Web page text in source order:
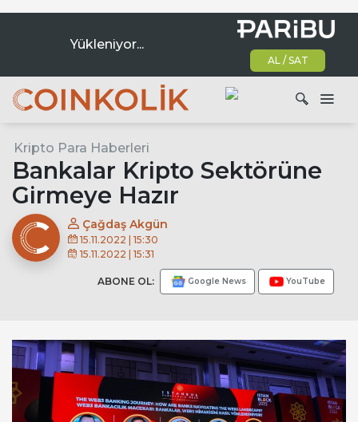
Yükleniyor...
AL / SAT
Ana dolaşım
Ara
Kripto Para Haberleri
Bankalar Kripto Sektörüne
Girmeye Hazır
Çağdaş Akgün
15.11.2022 | 15:30
15.11.2022 | 15:31
ABONE OL: Google News YouTube